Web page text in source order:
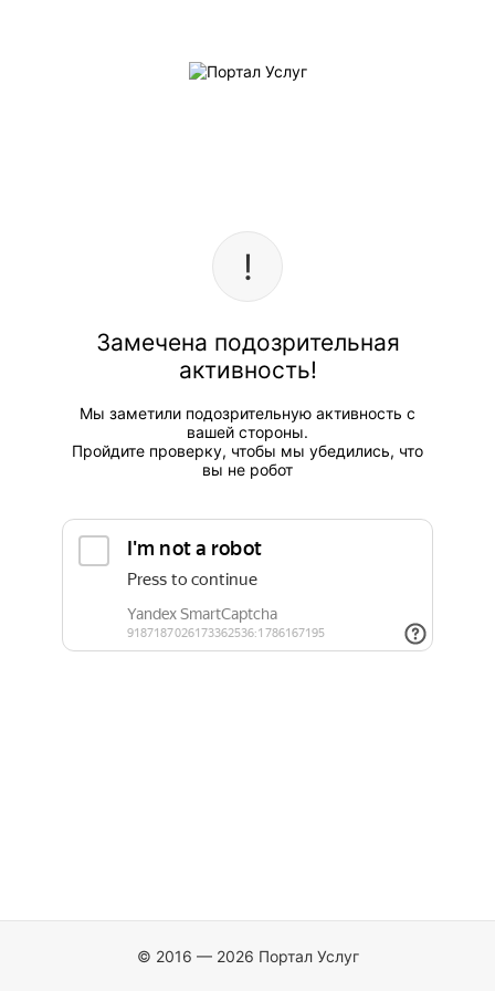
Замечена подозрительная
активность!
Мы заметили подозрительную активность с
вашей стороны.
Пройдите проверку, чтобы мы убедились, что
вы не робот
© 2016 — 2026 Портал Услуг